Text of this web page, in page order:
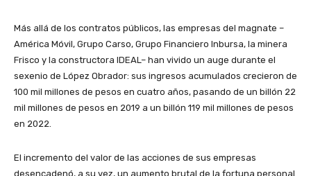
Más allá de los contratos públicos, las empresas del magnate –
América Móvil, Grupo Carso, Grupo Financiero Inbursa, la minera
Frisco y la constructora IDEAL– han vivido un auge durante el
sexenio de López Obrador: sus ingresos acumulados crecieron de
100 mil millones de pesos en cuatro años, pasando de un billón 22
mil millones de pesos en 2019 a un billón 119 mil millones de pesos
en 2022.
El incremento del valor de las acciones de sus empresas
desencadenó, a su vez, un aumento brutal de la fortuna personal